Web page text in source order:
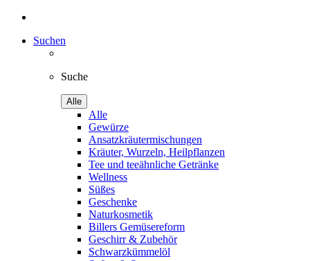
Suchen
Suche
Alle
Alle
Gewürze
Ansatzkräutermischungen
Kräuter, Wurzeln, Heilpflanzen
Tee und teeähnliche Getränke
Wellness
Süßes
Geschenke
Naturkosmetik
Billers Gemüsereform
Geschirr & Zubehör
Schwarzkümmelöl